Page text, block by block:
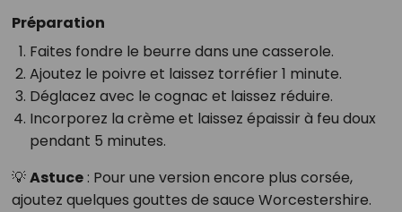
Préparation
Faites fondre le beurre dans une casserole.
Ajoutez le poivre et laissez torréfier 1 minute.
Déglacez avec le cognac et laissez réduire.
Incorporez la crème et laissez épaissir à feu doux
pendant 5 minutes.
💡Astuce: Pour une version encore plus corsée,
ajoutez quelques gouttes de sauce Worcestershire.